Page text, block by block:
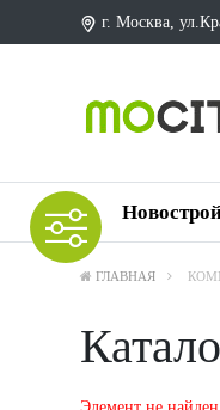
г. Москва,
ГЛАВНАЯ